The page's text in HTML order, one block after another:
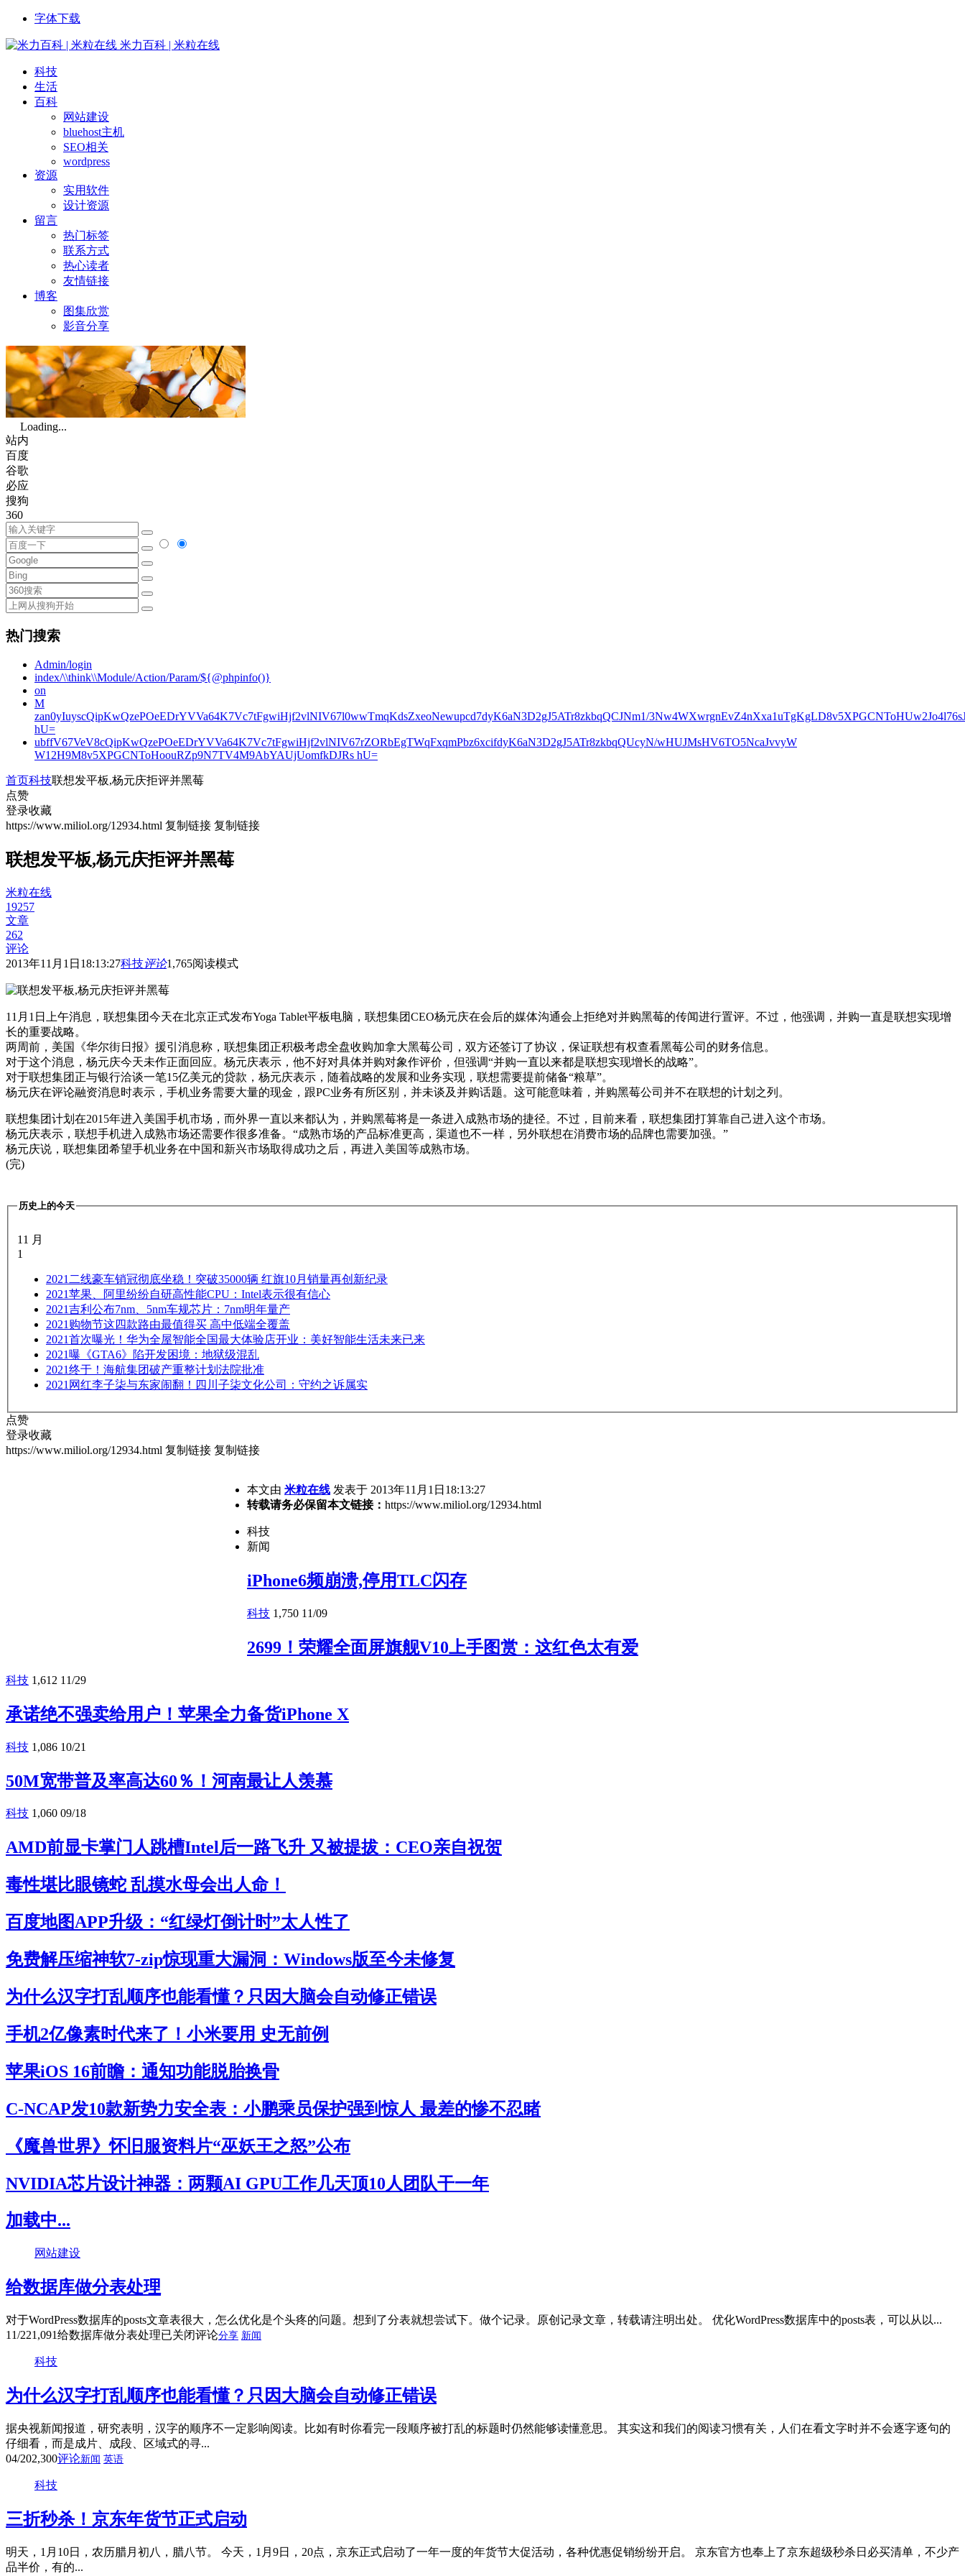
字体下载
米力百科 | 米粒在线
科技
生活
百科
网站建设
bluehost主机
SEO相关
wordpress
资源
实用软件
设计资源
留言
热门标签
联系方式
热心读者
友情链接
博客
图集欣赏
影音分享
Loading...
站内
百度
谷歌
必应
搜狗
360
热门搜索
Admin/login
index/\\think\\Module/Action/Param/${@phpinfo()}
on
M
zan0yIuyscQipKwQzePOeEDrYVVa64K7Vc7tFgwiHjf2vlNIV67l0wwTmqKdsZxeoNewupcd7dyK6aN3D2gJ5ATr8zkbqQCJNm1/
hU=
ubffV67VeV8cQipKwQzePOeEDrYVVa64K7Vc7tFgwiHjf2vlNIV67rZORbEgTWqFxqmPbz6xcifdyK6aN3D2gJ5ATr8zkbqQUcyN/wHUJMsHV6TO5NcaJvvyW
W12H9M8v5XPGCNToHoouRZp9N7TV4M9AbYAUjUomfkDJRs hU=
首页科技联想发平板,杨元庆拒评并黑莓
点赞
登录收藏
https://www.miliol.org/12934.html 复制链接 复制链接
联想发平板,杨元庆拒评并黑莓
米粒在线
19257
文章
262
评论
2013年11月1日18:13:27科技评论1,765阅读模式
11月1日上午消息，联想集团今天在北京正式发布Yoga Tablet平板电脑，联想集团CEO杨元庆在会后的媒体沟通会上拒绝对并购黑莓的传闻进行置评。不过，他强调，并购一直是联想实现增
长的重要战略。
两周前，美国《华尔街日报》援引消息称，联想集团正积极考虑全盘收购加拿大黑莓公司，双方还签订了协议，保证联想有权查看黑莓公司的财务信息。
对于这个消息，杨元庆今天未作正面回应。杨元庆表示，他不好对具体并购对象作评价，但强调“并购一直以来都是联想实现增长的战略”。
对于联想集团正与银行洽谈一笔15亿美元的贷款，杨元庆表示，随着战略的发展和业务实现，联想需要提前储备“粮草”。
杨元庆在评论融资消息时表示，手机业务需要大量的现金，跟PC业务有所区别，并未谈及并购话题。这可能意味着，并购黑莓公司并不在联想的计划之列。
联想集团计划在2015年进入美国手机市场，而外界一直以来都认为，并购黑莓将是一条进入成熟市场的捷径。不过，目前来看，联想集团打算靠自己进入这个市场。
杨元庆表示，联想手机进入成熟市场还需要作很多准备。“成熟市场的产品标准更高，渠道也不一样，另外联想在消费市场的品牌也需要加强。”
杨元庆说，联想集团希望手机业务在中国和新兴市场取得成功之后，再进入美国等成熟市场。
(完)
历史上的今天
11 月
1
2021 二线豪车销冠彻底坐稳！突破35000辆 红旗10月销量再创新纪录
2021苹果、阿里纷纷自研高性能CPU：Intel表示很有信心
2021吉利公布7nm、5nm车规芯片：7nm明年量产
2021 购物节这四款路由最值得买 高中低端全覆盖
2021首次曝光！华为全屋智能全国最大体验店开业：美好智能生活未来已来
2021曝《GTA6》陷开发困境：地狱级混乱
2021终于！海航集团破产重整计划法院批准
2021 网红李子柒与东家闹翻！四川子柒文化公司：守约之诉属实
点赞
登录收藏
https://www.miliol.org/12934.html 复制链接 复制链接
本文由 米粒在线 发表于 2013年11月1日18:13:27
转载请务必保留本文链接： https://www.miliol.org/12934.html
科技
新闻
iPhone6频崩溃,停用TLC闪存
科技 1,750 11/09
2699！荣耀全面屏旗舰V10上手图赏：这红色太有爱
科技 1,612 11/29
承诺绝不强卖给用户！苹果全力备货iPhone X
科技 1,086 10/21
50M宽带普及率高达60％！河南最让人羡慕
科技 1,060 09/18
AMD前显卡掌门人跳槽Intel后一路飞升 又被提拔：CEO亲自祝贺
毒性堪比眼镜蛇 乱摸水母会出人命！
百度地图APP升级：“红绿灯倒计时”太人性了
免费解压缩神软7-zip惊现重大漏洞：Windows版至今未修复
为什么汉字打乱顺序也能看懂？只因大脑会自动修正错误
手机2亿像素时代来了！小米要用 史无前例
苹果iOS 16前瞻：通知功能脱胎换骨
C-NCAP发10款新势力安全表：小鹏乘员保护强到惊人 最差的惨不忍睹
《魔兽世界》怀旧服资料片“巫妖王之怒”公布
NVIDIA芯片设计神器：两颗AI GPU工作几天顶10人团队干一年
加载中...
网站建设
给数据库做分表处理
对于WordPress数据库的posts文章表很大，怎么优化是个头疼的问题。想到了分表就想尝试下。做个记录。原创记录文章，转载请注明出处。 优化WordPress数据库中的posts表，可以从以...
11/221,091给数据库做分表处理已关闭评论分享 新闻
科技
为什么汉字打乱顺序也能看懂？只因大脑会自动修正错误
据央视新闻报道，研究表明，汉字的顺序不一定影响阅读。比如有时你看完一段顺序被打乱的标题时仍然能够读懂意思。 其实这和我们的阅读习惯有关，人们在看文字时并不会逐字逐句的
仔细看，而是成片、成段、区域式的寻...
04/202,300评论新闻 英语
科技
三折秒杀！京东年货节正式启动
明天，1月10日，农历腊月初八，腊八节。 今天，1月9日，20点，京东正式启动了一年一度的年货节大促活动，各种优惠促销纷纷开启。 京东官方也奉上了京东超级秒杀日必买清单，不少产
品半价，有的...